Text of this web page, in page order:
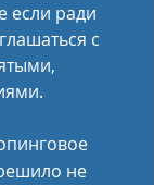
если ради
с
не